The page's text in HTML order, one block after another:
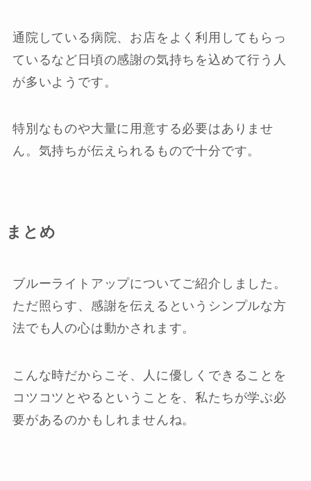
通院している病院、お店をよく利用してもらっ
ているなど日頃の感謝の気持ちを込めて行う人
が多いようです。
特別なものや大量に用意する必要はありませ
ん。気持ちが伝えられるもので十分です。
まとめ
ブルーライトアップについてご紹介しました。
ただ照らす、感謝を伝えるというシンプルな方
法でも人の心は動かされます。
こんな時だからこそ、人に優しくできることを
コツコツとやるということを、私たちが学ぶ必
要があるのかもしれませんね。